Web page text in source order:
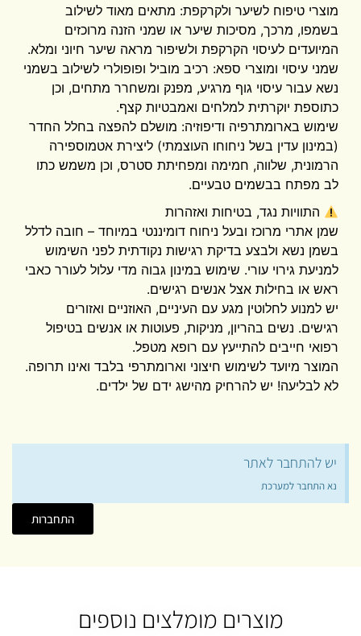
​מוצרי טיפוח לשיער ולקרקפת: מתאים מאוד לשילוב
בשמפו, מרכך, מסיכות שיער או שמני הזנה מרוכזים
המיועדים לעיסוי הקרקפת ולשיפור מראה שיער חיוני ומלא.
​שמני עיסוי ומוצרי ספא: רכיב מוביל ופופולרי לשילוב בשמני
נשא עבור עיסוי גוף מרגיע, מפנק ומשחרר מתחים, וכן
כתוספת יוקרתית למלחים ואמבטיות קצף.
​שימוש בארומתרפיה ודיפוזיה: מושלם להפצה בחלל החדר
(במינון עדין בשל ניחוחו העוצמתי) ליצירת אטמוספירה
הרמונית, שלווה, חמימה ומפחיתת סטרס, וכן משמש כתו
לב מפתח בבשמים טבעיים.
התוויות נגד, בטיחות ואזהרות
​שמן אתרי מרוכז ובעל ניחוח דומיננטי במיוחד – חובה לדלל
בשמן נשא ולבצע בדיקת רגישות נקודתית לפני השימוש
למניעת גירוי עורי. שימוש במינון גבוה מדי עלול לעורר כאבי
ראש או בחילות אצל אנשים רגישים.
​יש למנוע לחלוטין מגע עם העיניים, האוזניים ואזורים
רגישים. נשים בהריון, מניקות, פעוטות או אנשים בטיפול
רפואי חייבים להתייעץ עם רופא מטפל.
​המוצר מיועד לשימוש חיצוני וארומתרפי בלבד ואינו תרופה.
לא לבליעה! יש להרחיק מהישג ידם של ילדים.
יש להתחבר לאתר
נא התחבר למערכת
התחברות
מוצרים מומלצים נוספים